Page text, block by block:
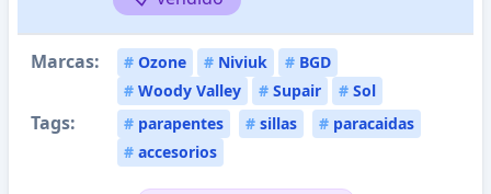
Marcas: # Ozone # Niviuk # BGD
# Woody Valley # Supair # Sol
Tags: # parapentes # sillas # paracaidas
# accesorios